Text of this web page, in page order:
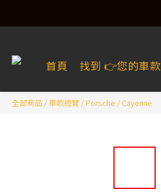
首頁 找到 👉️您的車款
全部商品 /車款總覽 /Porsche /Cayenne